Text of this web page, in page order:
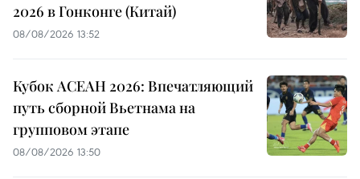
2026 в Гонконге (Китай)
08/08/2026 13:52
Кубок АСЕАН 2026: Впечатляющий
путь сборной Вьетнама на
групповом этапе
08/08/2026 13:50